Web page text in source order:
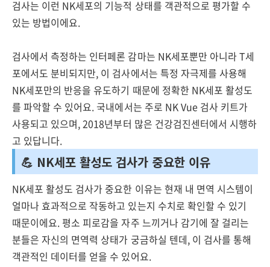
검사는 이런 NK세포의 기능적 상태를 객관적으로 평가할 수
있는 방법이에요.
검사에서 측정하는 인터페론 감마는 NK세포뿐만 아니라 T세
포에서도 분비되지만, 이 검사에서는 특정 자극제를 사용해
NK세포만의 반응을 유도하기 때문에 정확한 NK세포 활성도
를 파악할 수 있어요. 국내에서는 주로 NK Vue 검사 키트가
사용되고 있으며, 2018년부터 많은 건강검진센터에서 시행하
고 있답니다.
💪 NK세포 활성도 검사가 중요한 이유
NK세포 활성도 검사가 중요한 이유는 현재 내 면역 시스템이
얼마나 효과적으로 작동하고 있는지 수치로 확인할 수 있기
때문이에요. 평소 피로감을 자주 느끼거나 감기에 잘 걸리는
분들은 자신의 면역력 상태가 궁금하실 텐데, 이 검사를 통해
객관적인 데이터를 얻을 수 있어요.